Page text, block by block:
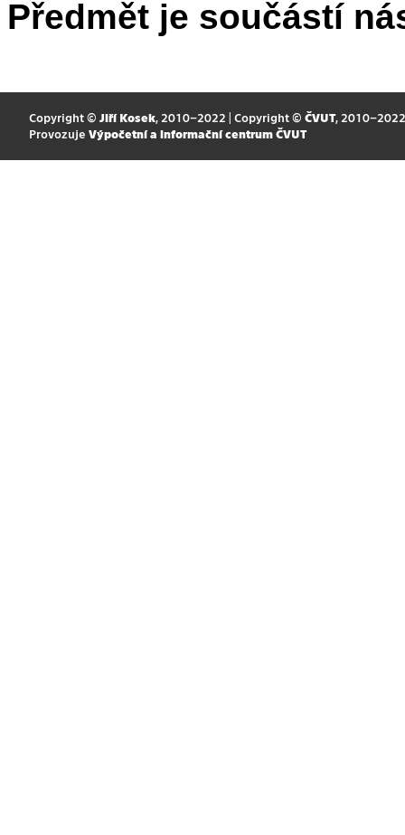
Předmět je součástí
Copyright © Jiří Kosek, 2010–2022 | Copyright © ČVUT, 2010–2022
Provozuje Výpočetní a informační centrum ČVUT